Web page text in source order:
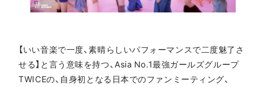
【いい音楽で一度、素晴らしいパフォーマンスで二度魅了さ
せる】と言う意味を持つ、Asia No.1最強ガールズグループ
TWICEの、自身初となる日本でのファンミーティング、